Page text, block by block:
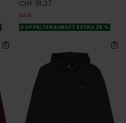
CHF 18,37
SALE
DOPPELTER RABATT EXTRA 25 %